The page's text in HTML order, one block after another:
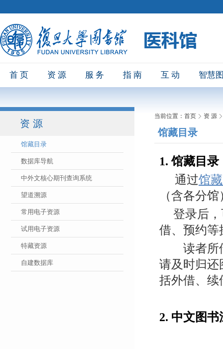
首 页 资 源 服 务 指 南 互 动 智慧
资 源
馆藏目录
数据库导航
中外文核心期刊查询系统
望道溯源
常用电子资源
试用电子资源
特藏资源
自建数据库
当前位置： 首页 资 源
馆藏目录
1.馆藏目
通过馆
（含各分
登录后
借、预约等
读者所借
请及时归还
括外借、续
2. 中文图